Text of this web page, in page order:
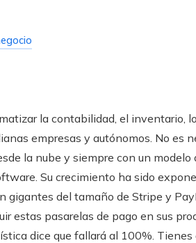
la contabilidad, el inventario,
empresas y autónomos. No es
la nube y siempre con un modelo
Su crecimiento ha sido
gigantes del tamaño de Stripe y
estas pasarelas de pago en sus
dice que fallará al 100%.